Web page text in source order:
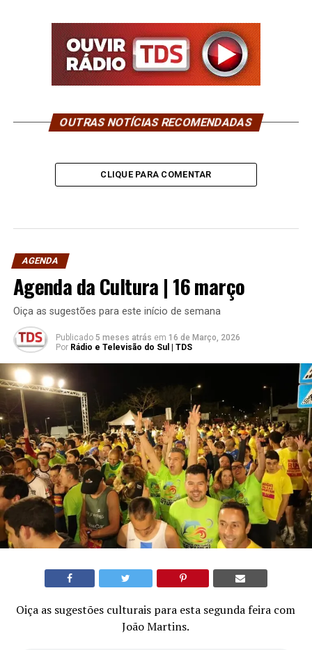
OUTRAS NOTÍCIAS RECOMENDADAS
CLIQUE PARA COMENTAR
AGENDA
Agenda da Cultura | 16 março
Oiça as sugestões para este início de semana
Publicado 5 meses atrás em 16 de Março, 2026
Por Rádio e Televisão do Sul | TDS
Oiça as sugestões culturais para esta segunda feira com
João Martins.